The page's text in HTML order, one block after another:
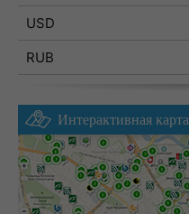
USD
RUB
Интерактивная карта